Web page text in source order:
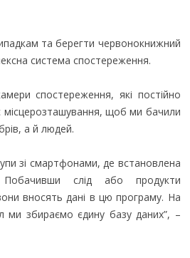
та берегти червонокнижний
система спостереження.
спостереження, які постійно
місцерозташування, щоб ми бачили
а й людей.
зі смартфонами, де встановлена
Побачивши слід або продукти
вносять дані в цю програму. На
ми збираємо єдину базу даних”, –